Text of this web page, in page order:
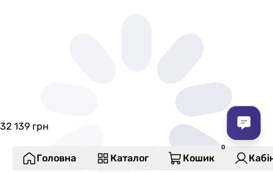
32 139 грн
Головна Каталог Кошик